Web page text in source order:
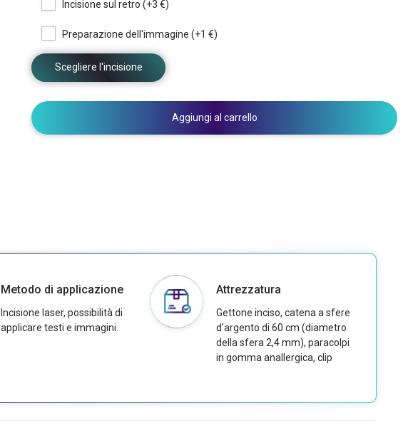
Incisione sul retro (+3 €)
Preparazione dell'immagine (+1 €)
Scegliere l'incisione
Aggiungi al carrello
Metodo di applicazione
Incisione laser, possibilità di
applicare testi e immagini.
Attrezzatura
Gettone inciso, catena a sfere
d'argento di 60 cm (diametro
della sfera 2,4 mm), paracolpi
in gomma anallergica, clip